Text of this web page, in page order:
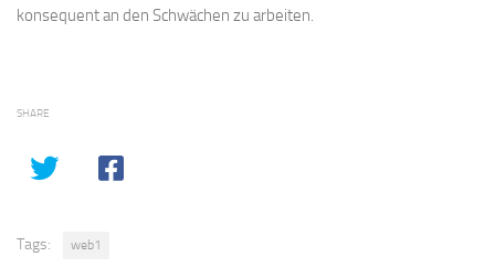
konsequent an den Schwächen zu arbeiten.
SHARE
Tags: web1